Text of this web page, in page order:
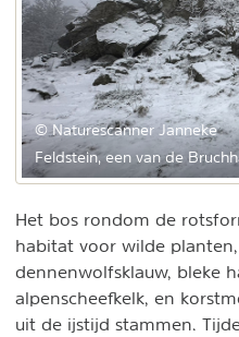
© Naturescanner Janneke
Feldstein, een van de
Het bos rondom de
habitat voor wilde
dennenwolfsklauw, bleke
alpenscheefkelk, en
uit de ijstijd stammen.